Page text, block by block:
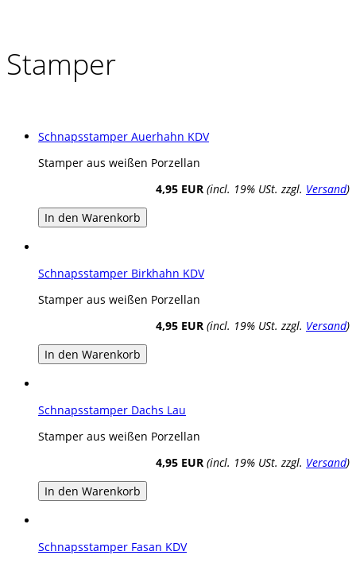
Stamper
Schnapsstamper Auerhahn KDV
Stamper aus weißen Porzellan
4,95 EUR (incl. 19% USt. zzgl. Versand)
In den Warenkorb
Schnapsstamper Birkhahn KDV
Stamper aus weißen Porzellan
4,95 EUR (incl. 19% USt. zzgl. Versand)
In den Warenkorb
Schnapsstamper Dachs Lau
Stamper aus weißen Porzellan
4,95 EUR (incl. 19% USt. zzgl. Versand)
In den Warenkorb
Schnapsstamper Fasan KDV